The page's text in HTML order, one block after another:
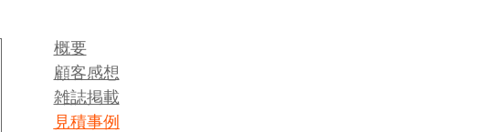
概要
顧客感想
雑誌掲載
見積事例